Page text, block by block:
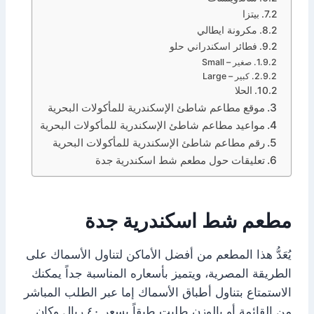
بيتزا
مكرونة ايطالي
فطائر اسكندراني حلو
صغير – Small
كبير – Large
الحلا
موقع مطاعم شاطئ الإسكندرية للمأكولات البحرية
مواعيد مطاعم شاطئ الإسكندرية للمأكولات البحرية
رقم مطاعم شاطئ الإسكندرية للمأكولات البحرية
تعليقات حول مطعم شط اسكندرية جدة
مطعم شط اسكندرية جدة
يُعَدُّ هذا المطعم من أفضل الأماكن لتناول الأسماك على
الطريقة المصرية، ويتميز بأسعاره المناسبة جداً يمكنك
الاستمتاع بتناول أطباق الأسماك إما عبر الطلب المباشر
من القائمة أو بالوزن طلبت طبقاً بسعر ٤٠ ريال وكان